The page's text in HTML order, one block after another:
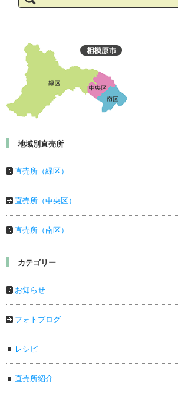
地域別直売所
直売所（緑区）
直売所（中央区）
直売所（南区）
カテゴリー
お知らせ
フォトブログ
レシピ
直売所紹介